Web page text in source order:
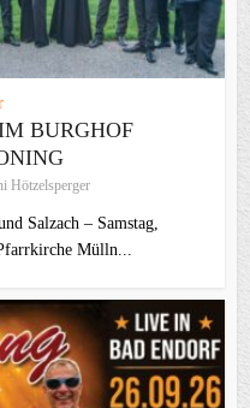
BURGHOF
Hötzelsperger
Salzach – Samstag,
Mülln...